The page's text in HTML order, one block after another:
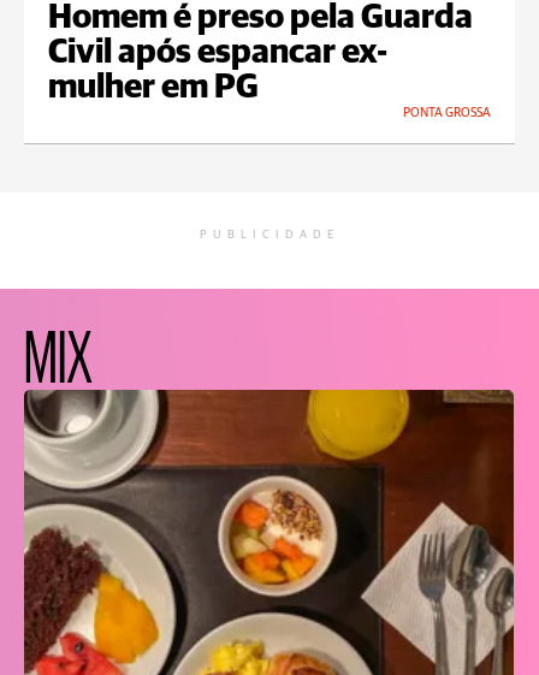
Homem é preso pela Guarda
Civil após espancar ex-
mulher em PG
PONTA GROSSA
PUBLICIDADE
MIX